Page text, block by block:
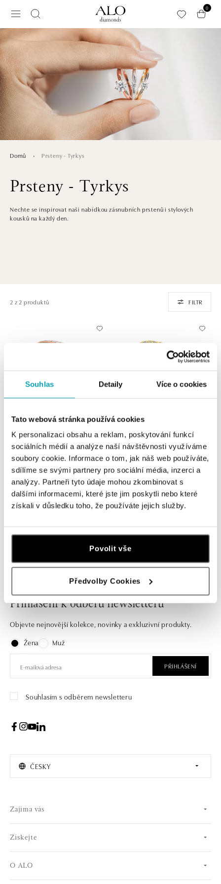
Souhlas Detaily Více o cookies
Tato webová stránka používá cookies
K personalizaci obsahu a reklam, poskytování funkcí
sociálních médií a analýze naší návštěvnosti využíváme
soubory cookie. Informace o tom, jak náš web používáte,
sdílíme se svými partnery pro sociální média, inzerci a
analýzy. Partneři tyto údaje mohou zkombinovat s
dalšími informacemi, které jste jim poskytli nebo které
získali v důsledku toho, že používáte jejich služby.
Povolit vše
Předvolby Cookies
0
Domů Prsteny - Tyrkys
Prsteny - Tyrkys
Nechte se inspirovat naši nabídkou zásnubních prstenů i stylových
kousků na každý den.
2 z 2 produktů FILTR
ALO
Prsten s tyrkysem a diamanty
Ravishing Princess
od 125 579 Kč
ALO
Prsten s tyrkysem a diamanty Gem
Highness
od 73 820 Kč
Nechte se inspirovat naši nabídkou zásnubních prstenů i
stylových kousků na každý den.
Přihlášení k odběru newsletteru
Objevte nejnovější kolekce, novinky a exkluzivní produkty.
Žena
Muž
PŘIHLÁŠENÍ
Souhlasím s odběrem newsletteru
ČESKY
Zajíma vás
Získejte
O ALO